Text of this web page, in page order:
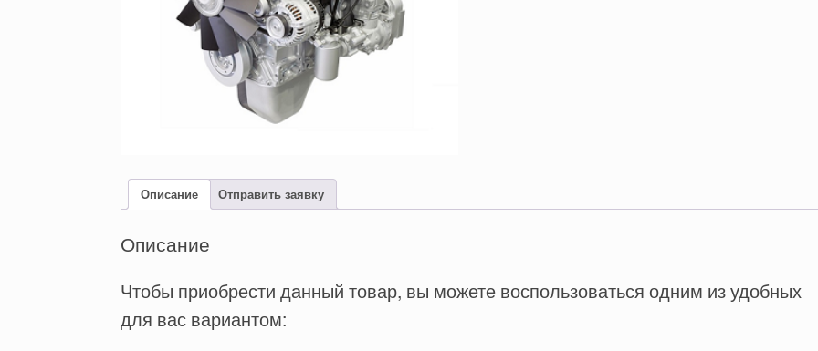
Описание Отправить заявку
Описание
Чтобы приобрести данный товар, вы можете воспользоваться одним из удобных
для вас вариантом: